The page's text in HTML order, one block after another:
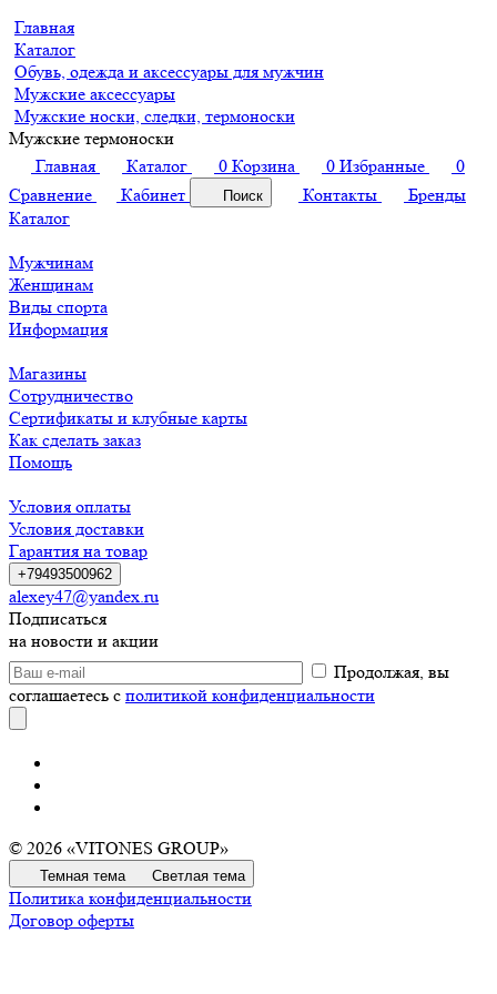
Главная
Каталог
Обувь, одежда и аксессуары для мужчин
Мужские аксессуары
Мужские носки, следки, термоноски
Мужские термоноски
Главная
Каталог 0 Корзина 0 Избранные
0
Сравнение
Кабинет Поиск Контакты
Бренды
Каталог
Мужчинам
Женщинам
Виды спорта
Информация
Магазины
Сотрудничество
Сертификаты и клубные карты
Как сделать заказ
Помощь
Условия оплаты
Условия доставки
Гарантия на товар
+79493500962
alexey47@yandex.ru
Подписаться
на новости и акции
Продолжая, вы
соглашаетесь с политикой конфиденциальности
© 2026 «VITONES GROUP»
Темная тема Светлая тема
Политика конфиденциальности
Договор оферты